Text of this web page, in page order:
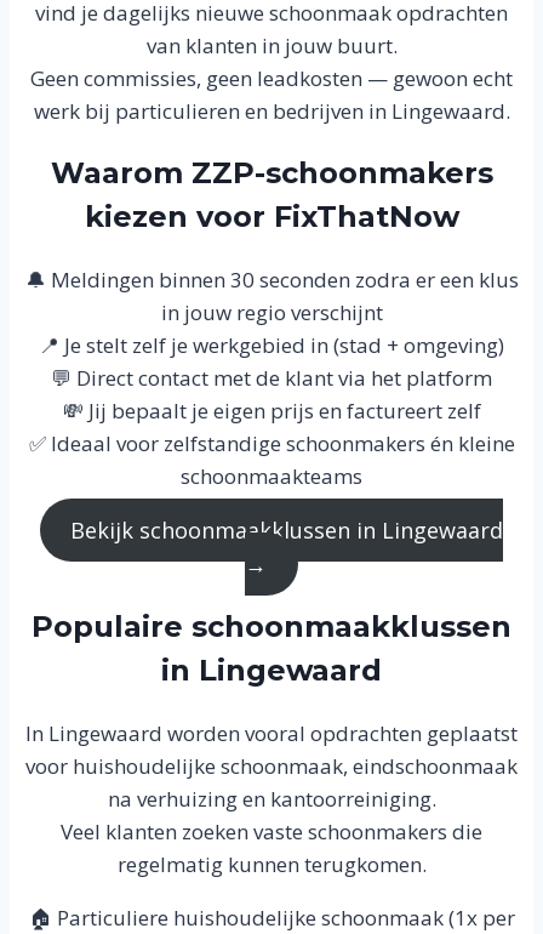
vind je dagelijks nieuwe schoonmaak opdrachten
van klanten in jouw buurt.
Geen commissies, geen leadkosten — gewoon echt
werk bij particulieren en bedrijven in Lingewaard.
Waarom ZZP-schoonmakers
kiezen voor FixThatNow
🔔 Meldingen binnen 30 seconden zodra er een klus
in jouw regio verschijnt
📍 Je stelt zelf je werkgebied in (stad + omgeving)
💬 Direct contact met de klant via het platform
💸 Jij bepaalt je eigen prijs en factureert zelf
✅ Ideaal voor zelfstandige schoonmakers én kleine
schoonmaakteams
Bekijk schoonmaakklussen in Lingewaard
→
Populaire schoonmaakklussen
in Lingewaard
In Lingewaard worden vooral opdrachten geplaatst
voor huishoudelijke schoonmaak, eindschoonmaak
na verhuizing en kantoorreiniging.
Veel klanten zoeken vaste schoonmakers die
regelmatig kunnen terugkomen.
🏠 Particuliere huishoudelijke schoonmaak (1x per